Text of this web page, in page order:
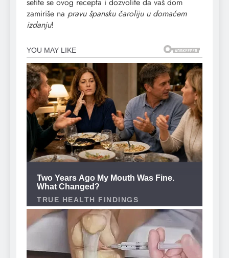
zamiriše na pravu špansku čaroliju u domaćem
izdanju!